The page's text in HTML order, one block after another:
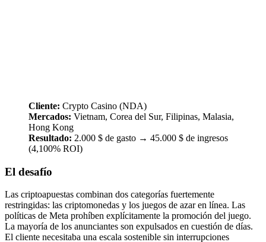
Cliente: Crypto Casino (NDA)
Mercados: Vietnam, Corea del Sur, Filipinas, Malasia,
Hong Kong
Resultado: 2.000 $ de gasto → 45.000 $ de ingresos
(4,100% ROI)
El desafío
Las criptoapuestas combinan dos categorías fuertemente
restringidas: las criptomonedas y los juegos de azar en línea. Las
políticas de Meta prohíben explícitamente la promoción del juego.
La mayoría de los anunciantes son expulsados en cuestión de días.
El cliente necesitaba una escala sostenible sin interrupciones